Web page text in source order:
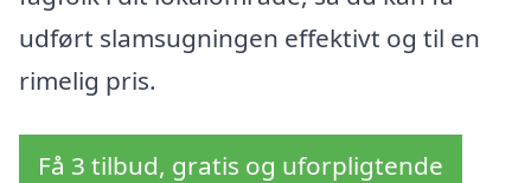
udført slamsugningen effektivt og til en
rimelig pris.
Få 3 tilbud, gratis og uforpligtende